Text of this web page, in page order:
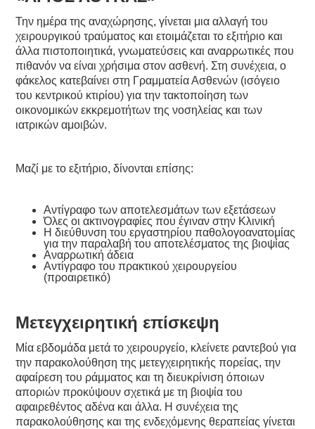
Την ημέρα της αναχώρησης, γίνεται μια αλλαγή του
χειρουργικού τραύματος και ετοιμάζεται το εξιτήριο και
άλλα πιστοποιητικά, γνωματεύσεις και αναρρωτικές που
πιθανόν να είναι χρήσιμα στον ασθενή. Στη συνέχεια, ο
φάκελος κατεβαίνει στη Γραμματεία Ασθενών (ισόγειο
του κεντρικού κτιρίου) για την τακτοποίηση των
οικονομικών εκκρεμοτήτων της νοσηλείας και των
ιατρικών αμοιβών.
Μαζί με το εξιτήριο, δίνονται επίσης:
Αντίγραφο των αποτελεσμάτων των εξετάσεων
Όλες οι ακτινογραφίες που έγιναν στην Κλινική
Η διεύθυνση του εργαστηρίου παθολογοανατομίας
για την παραλαβή του αποτελέσματος της βιοψίας
Αναρρωτική άδεια
Αντίγραφο του πρακτικού χειρουργείου
(προαιρετικό)
Μετεγχειρητική επίσκεψη
Μία εβδομάδα μετά το χειρουργείο, κλείνετε ραντεβού για
την παρακολούθηση της μετεγχειρητικής πορείας, την
αφαίρεση του ράμματος και τη διευκρίνιση όποιων
αποριών προκύψουν σχετικά με τη βιοψία του
αφαιρεθέντος αδένα και άλλα. Η συνέχεια της
παρακολούθησης και της ενδεχόμενης θεραπείας γίνεται